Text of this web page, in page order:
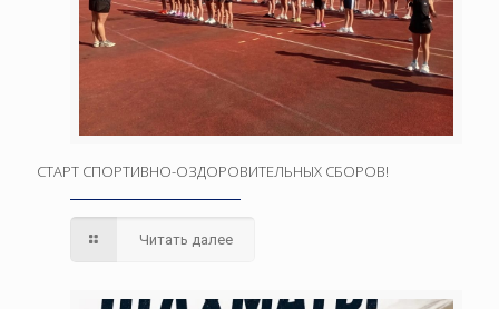
СТАРТ СПОРТИВНО-ОЗДОРОВИТЕЛЬНЫХ СБОРОВ!
Читать далее